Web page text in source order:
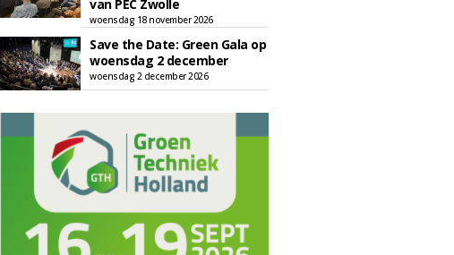
van PEC Zwolle
woensdag 18 november 2026
Save the Date: Green Gala op
woensdag 2 december
woensdag 2 december 2026